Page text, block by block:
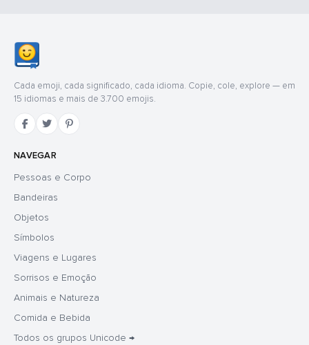
Cada emoji, cada significado, cada idioma. Copie, cole, explore — em
15 idiomas e mais de 3.700 emojis.
NAVEGAR
Pessoas e Corpo
Bandeiras
Objetos
Símbolos
Viagens e Lugares
Sorrisos e Emoção
Animais e Natureza
Comida e Bebida
Todos os grupos Unicode →